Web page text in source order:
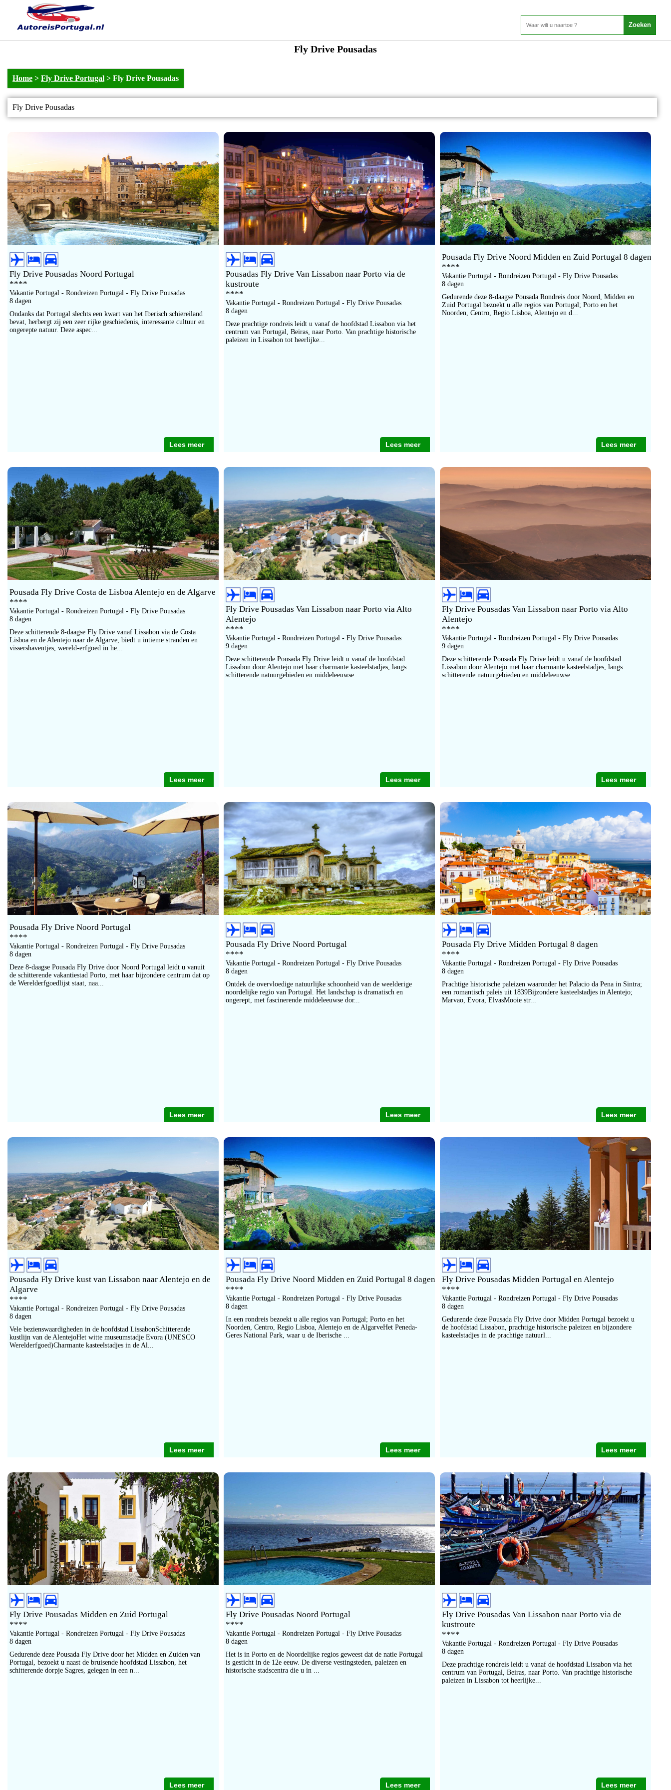
Fly Drive Pousadas
Home > Fly Drive Portugal > Fly Drive Pousadas
Fly Drive Pousadas
Fly Drive Pousadas Noord Portugal
****
Vakantie Portugal - Rondreizen Portugal - Fly Drive Pousadas
8 dagen
Ondanks dat Portugal slechts een kwart van het Iberisch schiereiland
bevat, herbergt zij een zeer rijke geschiedenis, interessante cultuur en
ongerepte natuur. Deze aspec...
Lees meer
Pousadas Fly Drive Van Lissabon naar Porto via de
kustroute
****
Vakantie Portugal - Rondreizen Portugal - Fly Drive Pousadas
8 dagen
Deze prachtige rondreis leidt u vanaf de hoofdstad Lissabon via het
centrum van Portugal, Beiras, naar Porto. Van prachtige historische
paleizen in Lissabon tot heerlijke...
Lees meer
Pousada Fly Drive Noord Midden en Zuid Portugal 8 dagen
****
Vakantie Portugal - Rondreizen Portugal - Fly Drive Pousadas
8 dagen
Gedurende deze 8-daagse Pousada Rondreis door Noord, Midden en
Zuid Portugal bezoekt u alle regios van Portugal; Porto en het
Noorden, Centro, Regio Lisboa, Alentejo en d...
Lees meer
Pousada Fly Drive Costa de Lisboa Alentejo en de Algarve
****
Vakantie Portugal - Rondreizen Portugal - Fly Drive Pousadas
8 dagen
Deze schitterende 8-daagse Fly Drive vanaf Lissabon via de Costa
Lisboa en de Alentejo naar de Algarve, biedt u intieme stranden en
vissershaventjes, wereld-erfgoed in he...
Lees meer
Fly Drive Pousadas Van Lissabon naar Porto via Alto
Alentejo
****
Vakantie Portugal - Rondreizen Portugal - Fly Drive Pousadas
9 dagen
Deze schitterende Pousada Fly Drive leidt u vanaf de hoofdstad
Lissabon door Alentejo met haar charmante kasteelstadjes, langs
schitterende natuurgebieden en middeleeuwse...
Lees meer
Fly Drive Pousadas Van Lissabon naar Porto via Alto
Alentejo
****
Vakantie Portugal - Rondreizen Portugal - Fly Drive Pousadas
9 dagen
Deze schitterende Pousada Fly Drive leidt u vanaf de hoofdstad
Lissabon door Alentejo met haar charmante kasteelstadjes, langs
schitterende natuurgebieden en middeleeuwse...
Lees meer
Pousada Fly Drive Noord Portugal
****
Vakantie Portugal - Rondreizen Portugal - Fly Drive Pousadas
8 dagen
Deze 8-daagse Pousada Fly Drive door Noord Portugal leidt u vanuit
de schitterende vakantiestad Porto, met haar bijzondere centrum dat op
de Werelderfgoedlijst staat, naa...
Lees meer
Pousada Fly Drive Noord Portugal
****
Vakantie Portugal - Rondreizen Portugal - Fly Drive Pousadas
8 dagen
Ontdek de overvloedige natuurlijke schoonheid van de weelderige
noordelijke regio van Portugal. Het landschap is dramatisch en
ongerept, met fascinerende middeleeuwse dor...
Lees meer
Pousada Fly Drive Midden Portugal 8 dagen
****
Vakantie Portugal - Rondreizen Portugal - Fly Drive Pousadas
8 dagen
Prachtige historische paleizen waaronder het Palacio da Pena in Sintra;
een romantisch paleis uit 1839Bijzondere kasteelstadjes in Alentejo;
Marvao, Evora, ElvasMooie str...
Lees meer
Pousada Fly Drive kust van Lissabon naar Alentejo en de
Algarve
****
Vakantie Portugal - Rondreizen Portugal - Fly Drive Pousadas
8 dagen
Vele bezienswaardigheden in de hoofdstad LissabonSchitterende
kustlijn van de AlentejoHet witte museumstadje Evora (UNESCO
Werelderfgoed)Charmante kasteelstadjes in de Al...
Lees meer
Pousada Fly Drive Noord Midden en Zuid Portugal 8 dagen
****
Vakantie Portugal - Rondreizen Portugal - Fly Drive Pousadas
8 dagen
In een rondreis bezoekt u alle regios van Portugal; Porto en het
Noorden, Centro, Regio Lisboa, Alentejo en de AlgarveHet Peneda-
Geres National Park, waar u de Iberische ...
Lees meer
Fly Drive Pousadas Midden Portugal en Alentejo
****
Vakantie Portugal - Rondreizen Portugal - Fly Drive Pousadas
8 dagen
Gedurende deze Pousada Fly Drive door Midden Portugal bezoekt u
de hoofdstad Lissabon, prachtige historische paleizen en bijzondere
kasteelstadjes in de prachtige natuurl...
Lees meer
Fly Drive Pousadas Midden en Zuid Portugal
****
Vakantie Portugal - Rondreizen Portugal - Fly Drive Pousadas
8 dagen
Gedurende deze Pousada Fly Drive door het Midden en Zuiden van
Portugal, bezoekt u naast de bruisende hoofdstad Lissabon, het
schitterende dorpje Sagres, gelegen in een n...
Lees meer
Fly Drive Pousadas Noord Portugal
****
Vakantie Portugal - Rondreizen Portugal - Fly Drive Pousadas
8 dagen
Het is in Porto en de Noordelijke regios geweest dat de natie Portugal
is gesticht in de 12e eeuw. De diverse vestingsteden, paleizen en
historische stadscentra die u in ...
Lees meer
Fly Drive Pousadas Van Lissabon naar Porto via de
kustroute
****
Vakantie Portugal - Rondreizen Portugal - Fly Drive Pousadas
8 dagen
Deze prachtige rondreis leidt u vanaf de hoofdstad Lissabon via het
centrum van Portugal, Beiras, naar Porto. Van prachtige historische
paleizen in Lissabon tot heerlijke...
Lees meer